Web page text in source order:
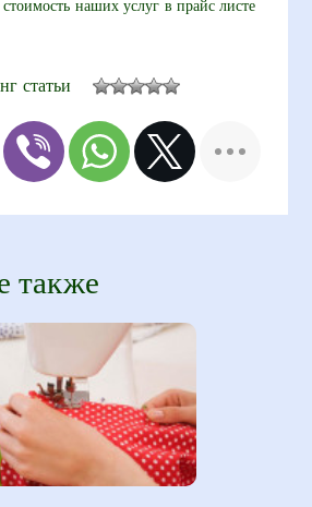
наших услуг в прайс листе
статьи
также